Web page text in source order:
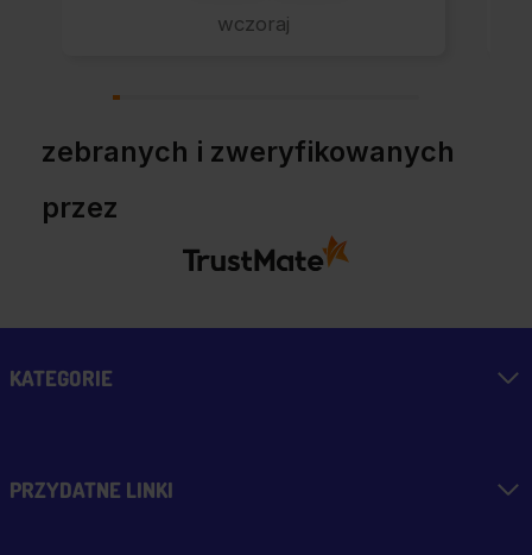
wszystko perfekt.
wczoraj
zebranych i zweryfikowanych
przez
KATEGORIE
PRZYDATNE LINKI